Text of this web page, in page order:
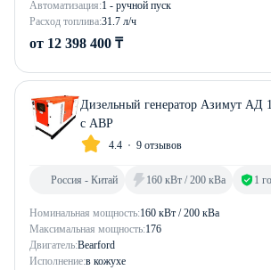
Автоматизация:1 - ручной пуск
Расход топлива:31.7 л/ч
от 12 398 400 ₸
Дизельный генератор Азимут АД
с АВР
4.4 9 отзывов
Номинальная мощность:160 кВт / 200 кВа
Максимальная мощность:176
Двигатель:Bearford
Исполнение:в кожухе
Россия - Китай 160 кВт / 200 кВа 1